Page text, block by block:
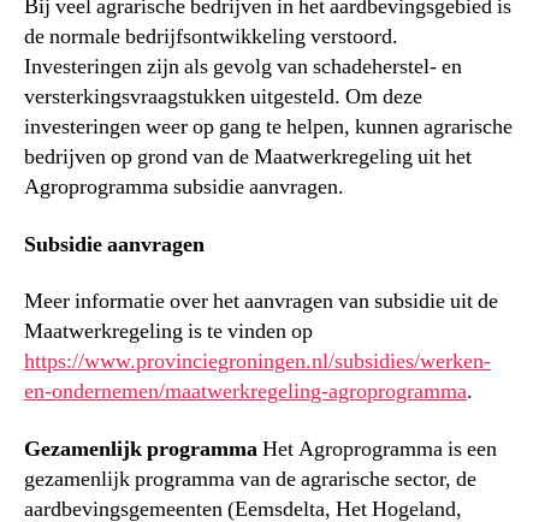
Bij veel agrarische bedrijven in het aardbevingsgebied is
de normale bedrijfsontwikkeling verstoord.
Investeringen zijn als gevolg van schadeherstel- en
versterkingsvraagstukken uitgesteld. Om deze
investeringen weer op gang te helpen, kunnen agrarische
bedrijven op grond van de Maatwerkregeling uit het
Agroprogramma subsidie aanvragen.
Subsidie aanvragen
Meer informatie over het aanvragen van subsidie uit de
Maatwerkregeling is te vinden op
https://www.provinciegroningen.nl/subsidies/werken-
en-ondernemen/maatwerkregeling-agroprogramma.
Gezamenlijk programmaHet Agroprogramma is een
gezamenlijk programma van de agrarische sector, de
aardbevingsgemeenten (Eemsdelta, Het Hogeland,